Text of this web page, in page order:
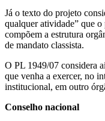
Já o texto do projeto
qualquer atividade” que
compõem a estrutura
de mandato classista.
O PL 1949/07 considera
que venha a exercer, no
institucional, em outro
Conselho nacional